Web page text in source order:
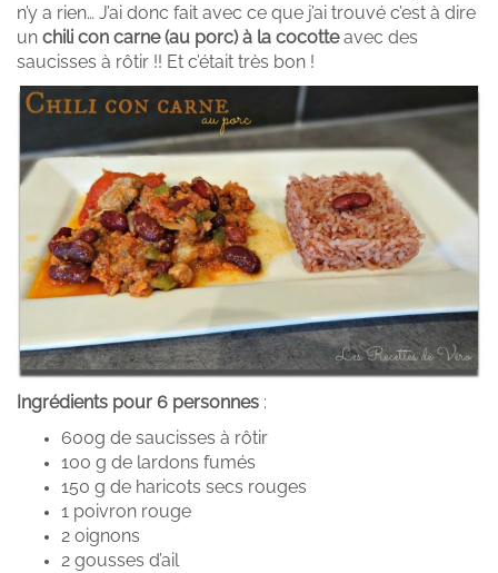
n’y a rien… J’ai donc fait avec ce que j’ai trouvé c’est à dire
un chili con carne (au porc) à la cocotteavec des
saucisses à rôtir !! Et c’était très bon !
Ingrédients pour 6 personnes :
600g de saucisses à rôtir
100 g de lardons fumés
150 g de haricots secs rouges
1 poivron rouge
2 oignons
2 gousses d’ail